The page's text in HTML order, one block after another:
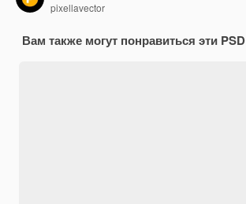
pixellavector
Вам также могут понравиться эти PSD